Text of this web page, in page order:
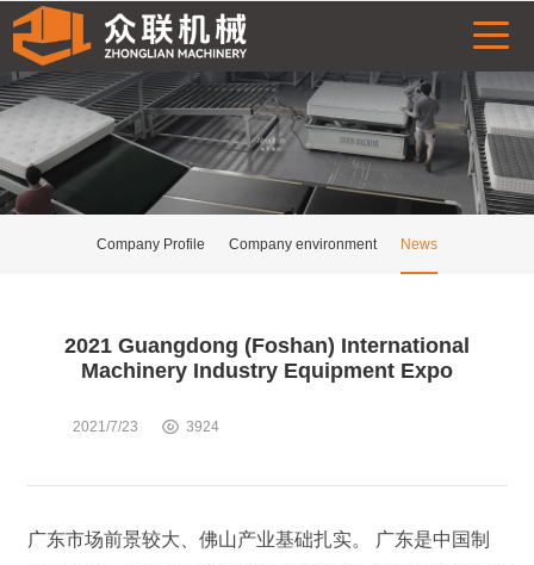
Company Profile Company environment News
2021 Guangdong (Foshan) International
Machinery Industry Equipment Expo
2021/7/23 3924
广东市场前景较大、佛山产业基础扎实。 广东是中国制